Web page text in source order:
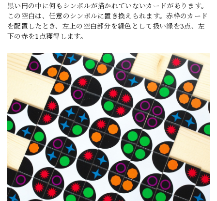
黒い円の中に何もシンボルが描かれていないカードがあります。
この空白は、任意のシンボルに置き換えられます。赤枠のカード
を配置したとき、左上の空白部分を緑色として扱い緑を3点、左
下の赤を1点獲得します。